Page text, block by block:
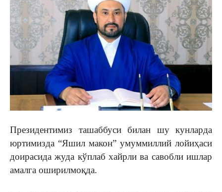
Президентимиз ташаббуси билан шу кунларда
юртимизда “Яшил макон” умуммиллий лойиҳаси
доирасида жуда кўплаб хайрли ва савобли ишлар
амалга оширилмоқда.